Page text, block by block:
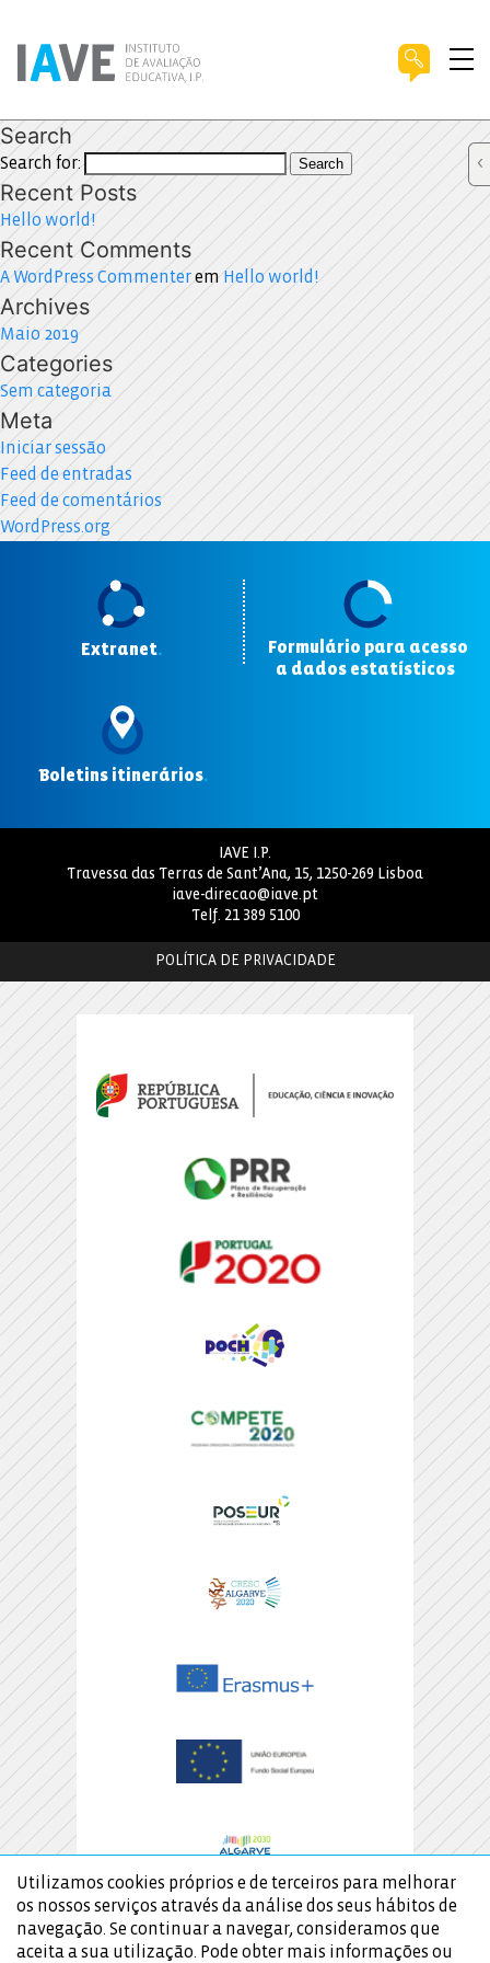
Search
Search for: Search
Recent Posts
Hello world!
Recent Comments
A WordPress Commenterem Hello world!
Archives
Maio 2019
Categories
Sem categoria
Meta
Iniciar sessão
Feed de entradas
Feed de comentários
WordPress.org
Extranet.
Formulário para acesso
a dados estatísticos
Boletins itinerários.
IAVE I.P.
Travessa das Terras de Sant’Ana, 15, 1250-269 Lisboa
iave-direcao@iave.pt
Telf. 21 389 5100
POLÍTICA DE PRIVACIDADE
Utilizamos cookies próprios e de terceiros para melhorar
os nossos serviços através da análise dos seus hábitos de
navegação. Se continuar a navegar, consideramos que
aceita a sua utilização. Pode obter mais informações ou